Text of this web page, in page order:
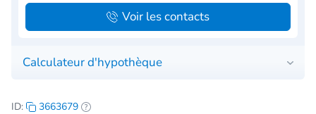
Calculateur d'hypothèque
Voir les contacts
ID:
3663679